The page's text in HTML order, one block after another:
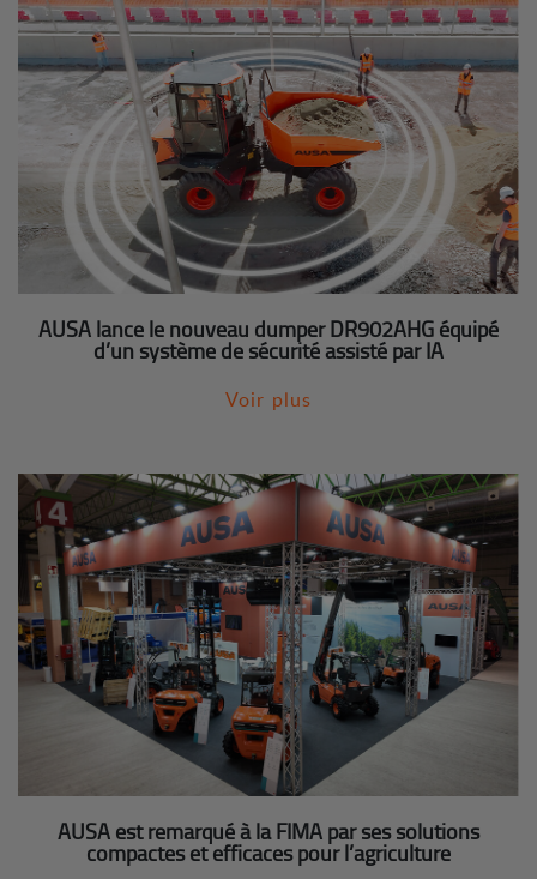
AUSA lance le nouveau dumper DR902AHG équipé
d’un système de sécurité assisté par IA
Voir plus
AUSA est remarqué à la FIMA par ses solutions
compactes et efficaces pour l’agriculture